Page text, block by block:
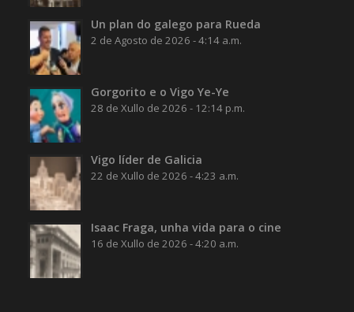
Un plan do galego para Rueda
2 de Agosto de 2026 - 4:14 a.m.
Gorgorito e o Vigo Ye-Ye
28 de Xullo de 2026 - 12:14 p.m.
Vigo líder de Galicia
22 de Xullo de 2026 - 4:23 a.m.
Isaac Fraga, unha vida para o cine
16 de Xullo de 2026 - 4:20 a.m.